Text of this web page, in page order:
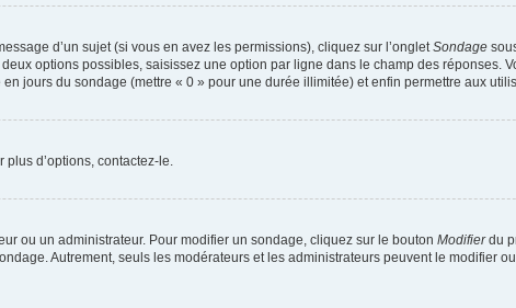
d’un sujet (si vous en avez les permissions), cliquez sur l’ongletSondage
options possibles, saisissez une option par ligne dans le champ des réponses.
jours du sondage (mettre « 0 » pour une durée illimitée) et enfin permettre aux
plus d’options, contactez-le.
ou un administrateur. Pour modifier un sondage, cliquez sur le bouton Modifierdu
Autrement, seuls les modérateurs et les administrateurs peuvent le modifier